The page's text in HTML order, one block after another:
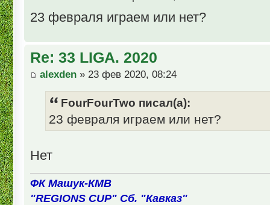
23 февраля играем или нет?
Re: 33 LIGA. 2020
alexden » 23 фев 2020, 08:24
FourFourTwo писал(а):
23 февраля играем или нет?
Нет
ФК Машук-КМВ
"REGIONS CUP" Сб. "Кавказ"